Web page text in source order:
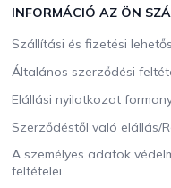
INFORMÁCIÓ AZ ÖN
Szállítási és fizetési
Általános szerződési
Elállási nyilatkozat
Szerződéstől való elállás/
A személyes adatok
feltételei